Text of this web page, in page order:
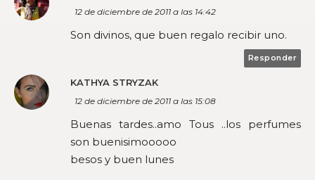
12 de diciembre de 2011 a las 14:42
Son divinos, que buen regalo recibir uno.
Responder
KATHYA STRYZAK
12 de diciembre de 2011 a las 15:08
Buenas tardes..amo Tous ..los perfumes
son buenisimooooo
besos y buen lunes